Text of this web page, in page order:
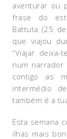
aventurar ou
frase do
Battuta (25
que viajou
“Viajar
num narrador
contigo as
intermédio
também é a
Esta semana
ilhas mais